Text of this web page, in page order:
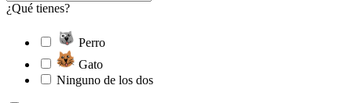
¿Qué tienes?
Perro
Gato
Ninguno de los dos